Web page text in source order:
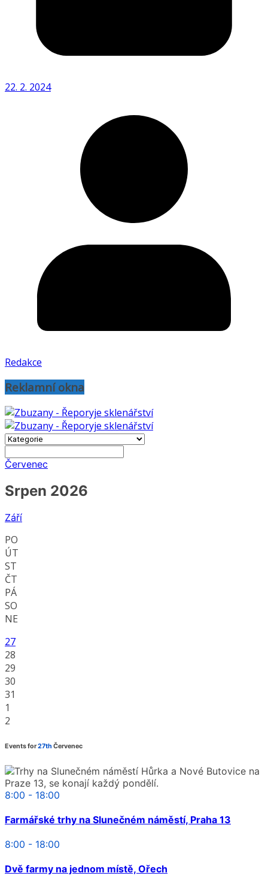
22. 2. 2024
Redakce
Reklamní okna
Červenec
Srpen 2026
Září
PO
ÚT
ST
ČT
PÁ
SO
NE
27
28
29
30
31
1
2
Events for27th Červenec
8:00 - 18:00
Farmářské trhy na Slunečném náměstí, Praha 13
8:00 - 18:00
Dvě farmy na jednom místě, Ořech